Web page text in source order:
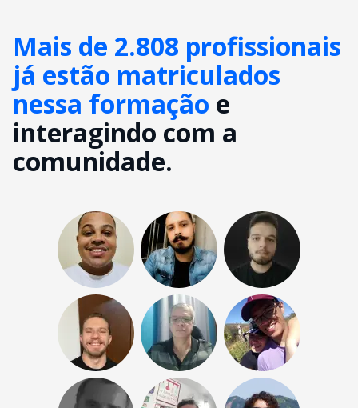
Mais de 2.808 profissionais
já estão matriculados
nessa formação e
interagindo com a
comunidade.